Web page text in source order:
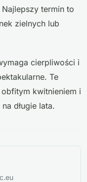
termin to
zielnych lub
cierpliwości i
Te
kwitnieniem i
długie lata.